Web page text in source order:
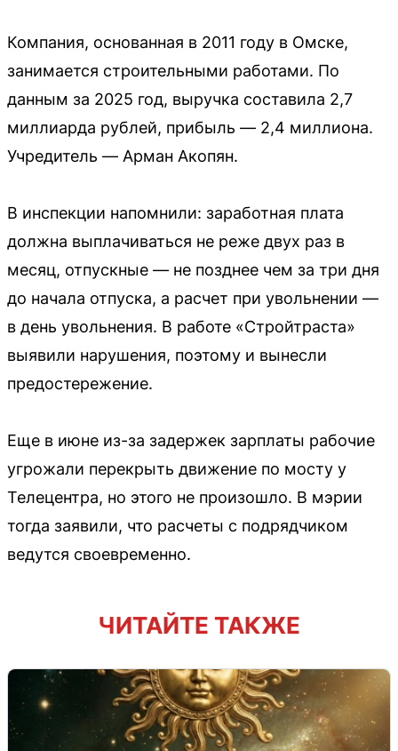
Компания, основанная в 2011 году в Омске,
занимается строительными работами. По
данным за 2025 год, выручка составила 2,7
миллиарда рублей, прибыль — 2,4 миллиона.
Учредитель — Арман Акопян.
В инспекции напомнили: заработная плата
должна выплачиваться не реже двух раз в
месяц, отпускные — не позднее чем за три дня
до начала отпуска, а расчет при увольнении —
в день увольнения. В работе «Стройтраста»
выявили нарушения, поэтому и вынесли
предостережение.
Еще в июне из-за задержек зарплаты рабочие
угрожали перекрыть движение по мосту у
Телецентра, но этого не произошло. В мэрии
тогда заявили, что расчеты с подрядчиком
ведутся своевременно.
ЧИТАЙТЕ ТАКЖЕ